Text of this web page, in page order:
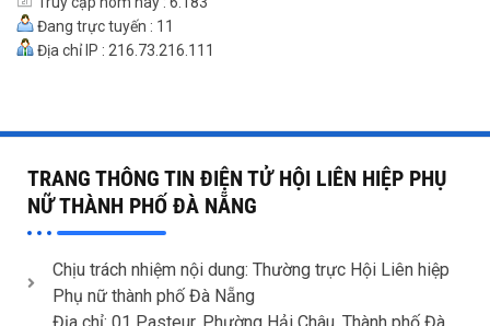
Đang trực tuyến : 11
Địa chỉ IP : 216.73.216.111
TRANG THÔNG TIN ĐIỆN TỬ HỘI LIÊN HIỆP PHỤ
NỮ THÀNH PHỐ ĐÀ NẴNG
Chịu trách nhiệm nội dung: Thường trực Hội Liên hiệp
Phụ nữ thành phố Đà Nẵng